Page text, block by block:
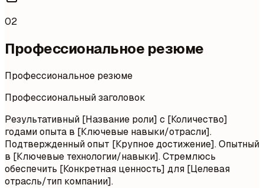
02
Профессиональное резюме
Профессиональное резюме
Профессиональный заголовок
Результативный [Название роли] с [Количество]
годами опыта в [Ключевые навыки/отрасли].
Подтвержденный опыт [Крупное достижение]. Опытный
в [Ключевые технологии/навыки]. Стремлюсь
обеспечить [Конкретная ценность] для [Целевая
отрасль/тип компании].